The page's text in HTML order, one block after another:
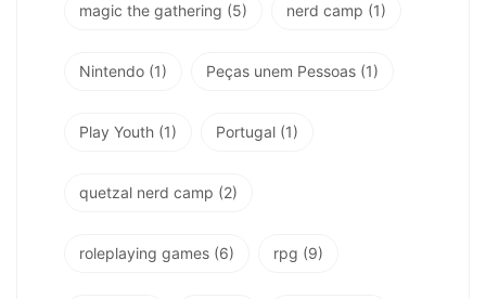
magic the gathering (5) nerd camp (1)
Nintendo (1) Peças unem Pessoas (1)
Play Youth (1) Portugal (1)
quetzal nerd camp (2)
roleplaying games (6) rpg (9)